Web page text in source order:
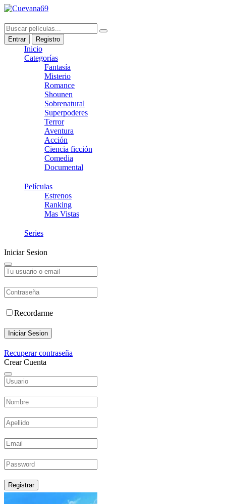
Entrar Registro
Inicio
Categorías
Fantasía
Misterio
Romance
Shounen
Sobrenatural
Superpoderes
Terror
Aventura
Acción
Ciencia ficción
Comedia
Documental
Películas
Estrenos
Ranking
Mas Vistas
Series
Iniciar Sesion
Recordarme
Iniciar Sesion
Recuperar contraseña
Crear Cuenta
Registrar